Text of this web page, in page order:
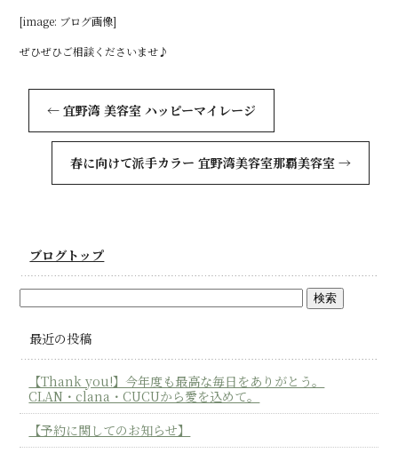
[image: ブログ画像]
ぜひぜひご相談くださいませ♪
← 宜野湾 美容室 ハッピーマイレージ
春に向けて派手カラー 宜野湾美容室那覇美容室 →
ブログトップ
最近の投稿
【Thank you!】今年度も最高な毎日をありがとう。
CLAN・clana・CUCUから愛を込めて。
【予約に関してのお知らせ】